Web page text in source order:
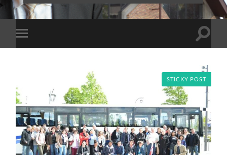
Toggle
mobile
Toggle
STICKY POST